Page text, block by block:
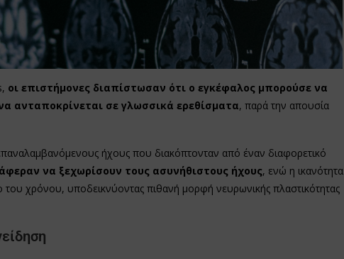
οι επιστήμονες διαπίστωσαν ότι ο εγκέφαλος μπορούσε να
ανταποκρίνεται σε γλωσσικά ερεθίσματα, παρά την απουσία
ήχους που διακόπτονταν από έναν διαφορετικό
να ξεχωρίσουν τους ασυνήθιστους ήχους, ενώ η ικανότητα
του χρόνου, υποδεικνύοντας πιθανή μορφή νευρωνικής πλαστικότητας